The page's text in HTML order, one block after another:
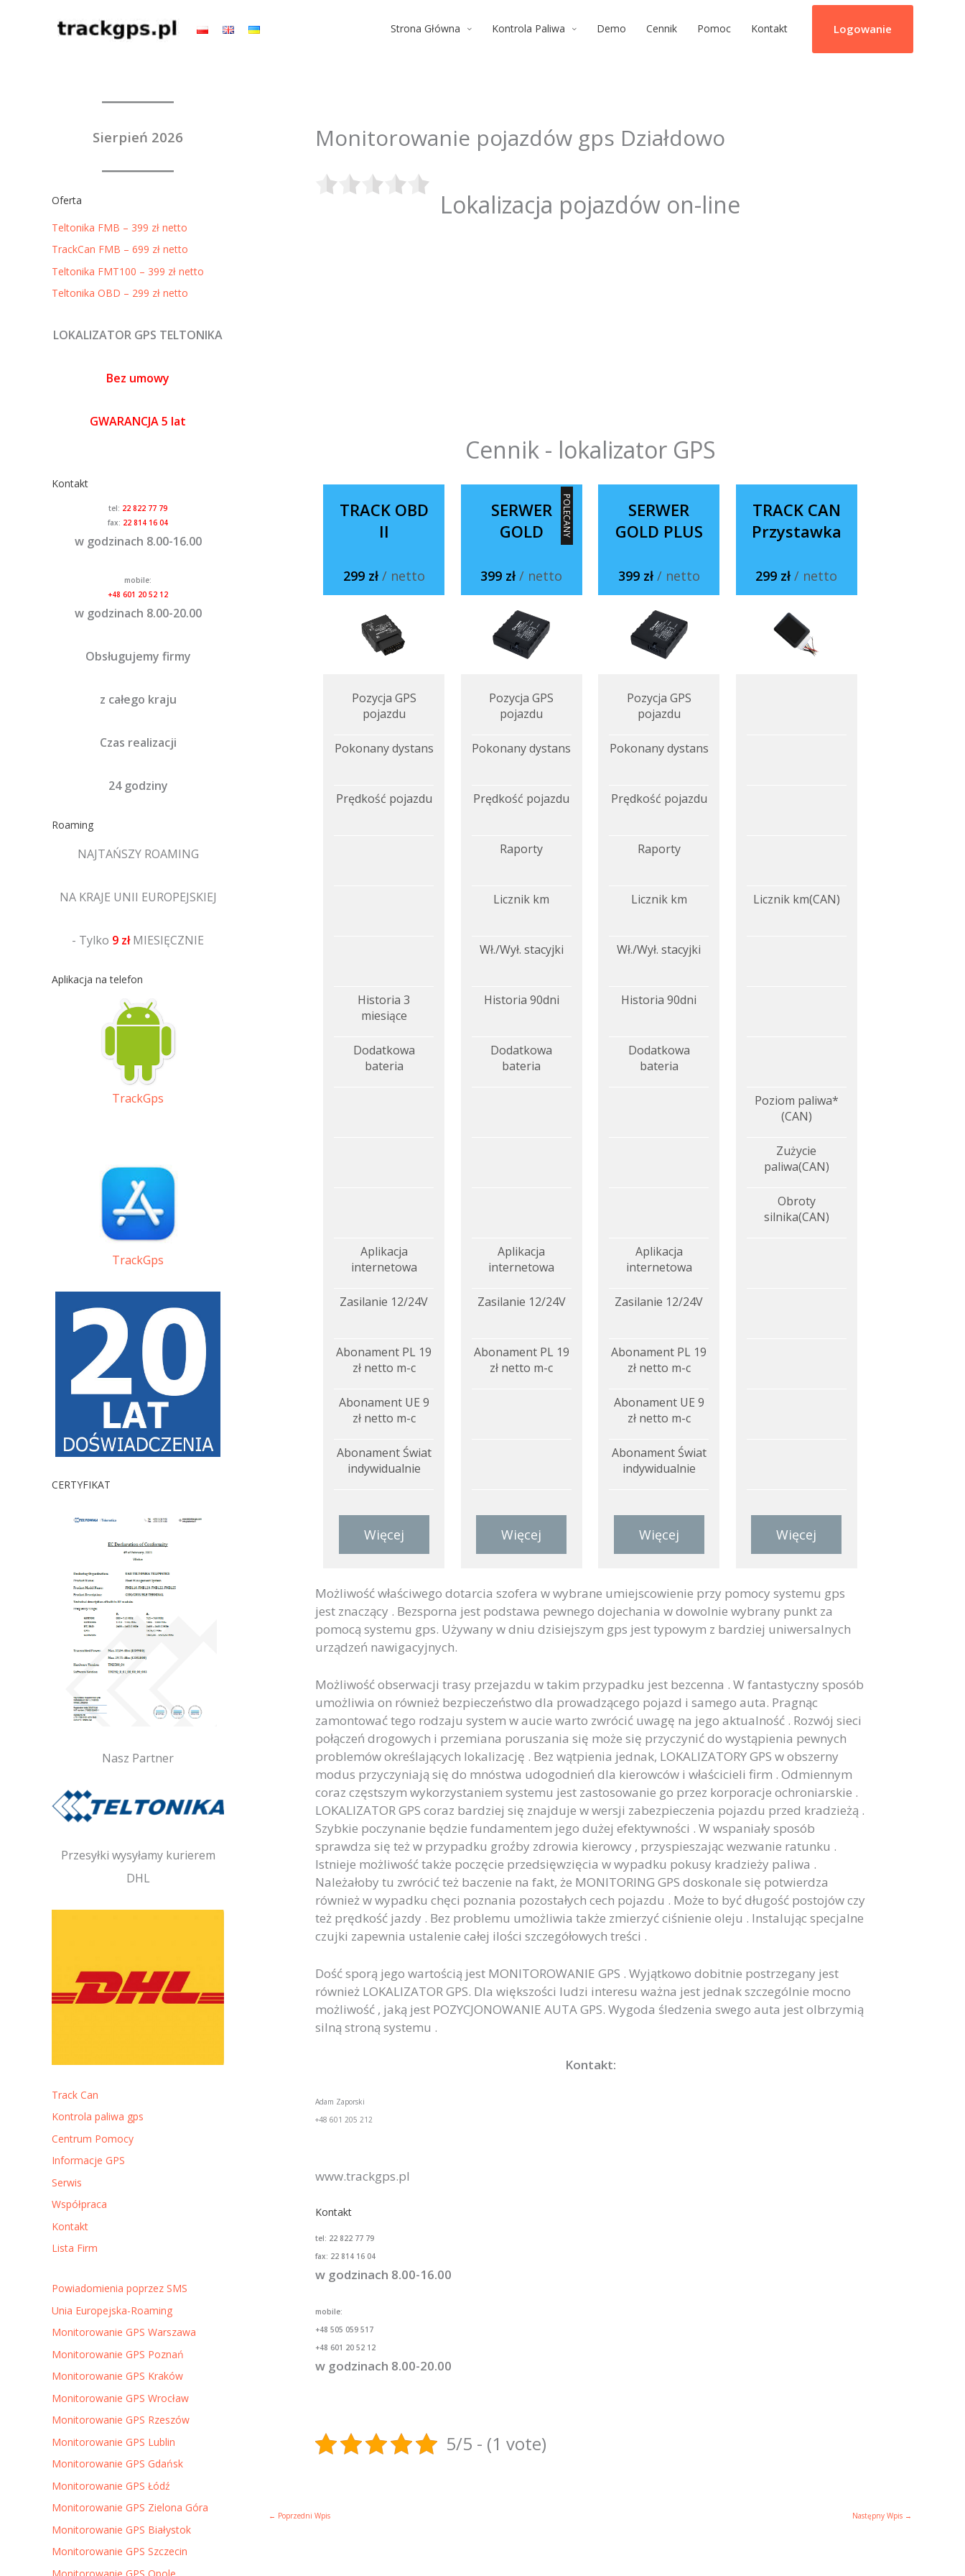
Strona Główna Kontrola Paliwa Demo Cennik Pomoc Kontakt Logowanie
Sierpień 2026
Oferta
Teltonika FMB – 399 zł netto
TrackCan FMB – 699 zł netto
Teltonika FMT100 – 399 zł netto
Teltonika OBD – 299 zł netto
LOKALIZATOR GPS TELTONIKA
Bez umowy
GWARANCJA 5 lat
Kontakt
tel: 22 822 77 79
fax: 22 814 16 04
w godzinach 8.00-16.00
mobile:
+48 601 20 52 12
w godzinach 8.00-20.00
Obsługujemy firmy
z całego kraju
Czas realizacji
24 godziny
Roaming
NAJTAŃSZY ROAMING
NA KRAJE UNII EUROPEJSKIEJ
- Tylko 9 złMIESIĘCZNIE
Aplikacja na telefon
TrackGps
TrackGps
CERTYFIKAT
Nasz Partner
Przesyłki wysyłamy kurierem
DHL
Track Can
Kontrola paliwa gps
Centrum Pomocy
Informacje GPS
Serwis
Współpraca
Kontakt
Lista Firm
Powiadomienia poprzez SMS
Unia Europejska-Roaming
Monitorowanie GPS Warszawa
Monitorowanie GPS Poznań
Monitorowanie GPS Kraków
Monitorowanie GPS Wrocław
Monitorowanie GPS Rzeszów
Monitorowanie GPS Lublin
Monitorowanie GPS Gdańsk
Monitorowanie GPS Łódź
Monitorowanie GPS Zielona Góra
Monitorowanie GPS Białystok
Monitorowanie GPS Szczecin
Monitorowanie GPS Opole
Monitorowanie pojazdów gps Działdowo
Lokalizacja pojazdów on-line
Cennik - lokalizator GPS
TRACK OBD
II
299 zł / netto
Pozycja GPS
pojazdu
Pokonany dystans
Prędkość pojazdu
Historia 3
miesiące
Dodatkowa
bateria
Aplikacja
internetowa
Zasilanie 12/24V
Abonament PL 19
zł netto m-c
Abonament UE 9
zł netto m-c
Abonament Świat
indywidualnie
Więcej
POLECANY
SERWER
GOLD
399 zł/ netto
Pozycja GPS
pojazdu
Pokonany dystans
Prędkość pojazdu
Raporty
Licznik km
Wł./Wył. stacyjki
Historia 90dni
Dodatkowa
bateria
Aplikacja
internetowa
Zasilanie 12/24V
Abonament PL 19
zł netto m-c
Więcej
SERWER
GOLD PLUS
399 zł / netto
Pozycja GPS
pojazdu
Pokonany dystans
Prędkość pojazdu
Raporty
Licznik km
Wł./Wył. stacyjki
Historia 90dni
Dodatkowa
bateria
Aplikacja
internetowa
Zasilanie 12/24V
Abonament PL 19
zł netto m-c
Abonament UE 9
zł netto m-c
Abonament Świat
indywidualnie
Więcej
TRACK CAN
Przystawka
299 zł/ netto
Licznik km(CAN)
Poziom paliwa*
(CAN)
Zużycie
paliwa(CAN)
Obroty
silnika(CAN)
Więcej
Możliwość właściwego dotarcia szofera w wybrane umiejscowienie przy pomocy systemu gps
jest znaczący . Bezsporna jest podstawa pewnego dojechania w dowolnie wybrany punkt za
pomocą systemu gps. Używany w dniu dzisiejszym gps jest typowym z bardziej uniwersalnych
urządzeń nawigacyjnych.
Możliwość obserwacji trasy przejazdu w takim przypadku jest bezcenna . W fantastyczny sposób
umożliwia on również bezpieczeństwo dla prowadzącego pojazd i samego auta. Pragnąc
zamontować tego rodzaju system w aucie warto zwrócić uwagę na jego aktualność . Rozwój sieci
połączeń drogowych i przemiana poruszania się może się przyczynić do wystąpienia pewnych
problemów określających lokalizację . Bez wątpienia jednak, LOKALIZATORY GPS w obszerny
modus przyczyniają się do mnóstwa udogodnień dla kierowców i właścicieli firm . Odmiennym
coraz częstszym wykorzystaniem systemu jest zastosowanie go przez korporacje ochroniarskie .
LOKALIZATOR GPS coraz bardziej się znajduje w wersji zabezpieczenia pojazdu przed kradzieżą .
Szybkie poczynanie będzie fundamentem jego dużej efektywności . W wspaniały sposób
sprawdza się też w przypadku groźby zdrowia kierowcy , przyspieszając wezwanie ratunku .
Istnieje możliwość także poczęcie przedsięwzięcia w wypadku pokusy kradzieży paliwa .
Należałoby tu zwrócić też baczenie na fakt, że MONITORING GPS doskonale się potwierdza
również w wypadku chęci poznania pozostałych cech pojazdu . Może to być długość postojów czy
też prędkość jazdy . Bez problemu umożliwia także zmierzyć ciśnienie oleju . Instalując specjalne
czujki zapewnia ustalenie całej ilości szczegółowych treści .
Dość sporą jego wartością jest MONITOROWANIE GPS . Wyjątkowo dobitnie postrzegany jest
również LOKALIZATOR GPS. Dla większości ludzi interesu ważna jest jednak szczególnie mocno
możliwość , jaką jest POZYCJONOWANIE AUTA GPS. Wygoda śledzenia swego auta jest olbrzymią
silną stroną systemu .
Kontakt:
Adam Zaporski
+48 601 205 212
www.trackgps.pl
Kontakt
tel: 22 822 77 79
fax: 22 814 16 04
w godzinach 8.00-16.00
mobile:
+48 505 059 517
+48 601 20 52 12
w godzinach 8.00-20.00
5/5 - (1 vote)
← Poprzedni Wpis Następny Wpis →